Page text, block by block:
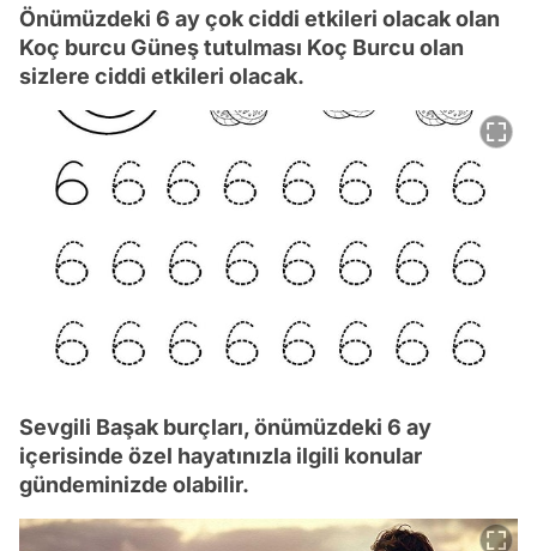
Önümüzdeki 6 ay çok ciddi etkileri olacak olan
Koç burcu Güneş tutulması Koç Burcu olan
sizlere ciddi etkileri olacak.
Sevgili Başak burçları, önümüzdeki 6 ay
içerisinde özel hayatınızla ilgili konular
gündeminizde olabilir.